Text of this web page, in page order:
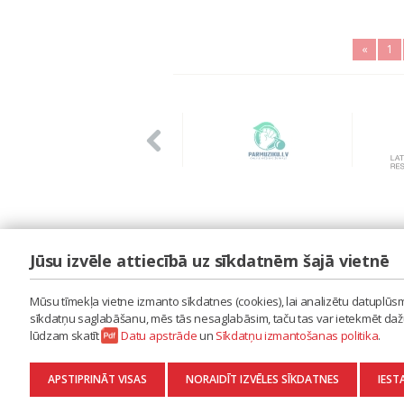
« 1
LAIPA
ES RADU MŪZIKU
AKTUALITĀTES
KONTAKTI
SĪKDATŅU IZMANTOŠANAS POLITIKA
DATU APSTRĀDE
Jūsu izvēle attiecībā uz sīkdatnēm šajā vietnē
Mūsu tīmekļa vietne izmanto sīkdatnes (cookies), lai analizētu
sīkdatņu saglabāšanu, mēs tās nesaglabāsim, taču tas var ietekmēt
lūdzam skatīt
Datu apstrādeun Sīkdatņu izmantošanas politika.
APSTIPRINĀT VISAS NORAIDĪT IZVĒLES SĪKDATNES